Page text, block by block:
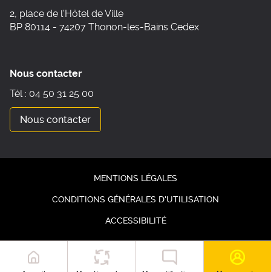
2, place de l'Hôtel de Ville
BP 80114 - 74207 Thonon-les-Bains Cedex
Nous contacter
Tél : 04 50 31 25 00
Nous contacter
MENTIONS LÉGALES
CONDITIONS GÉNÉRALES D'UTILISATION
ACCESSIBILITÉ